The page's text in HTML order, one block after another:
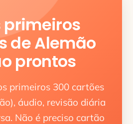
primeiros
de Alemão
prontos
primeiros 300 cartões
áudio, revisão diária
Não é preciso cartão